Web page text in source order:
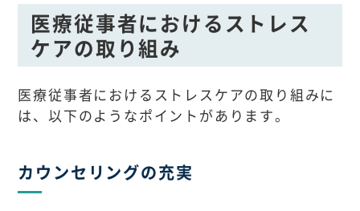
医療従事者におけるストレス
ケアの取り組み
医療従事者におけるストレスケアの取り組みに
は、以下のようなポイントがあります。
カウンセリングの充実